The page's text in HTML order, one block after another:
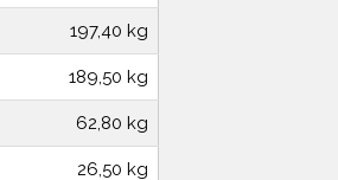
197,40 kg
189,50 kg
62,80 kg
26,50 kg